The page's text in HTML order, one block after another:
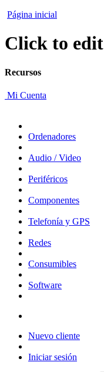
Página inicial
Click to edit
Recursos
Mi Cuenta
Ordenadores
Audio / Video
Periféricos
Componentes
Telefonía y GPS
Redes
Consumibles
Software
Nuevo cliente
Iniciar sesión